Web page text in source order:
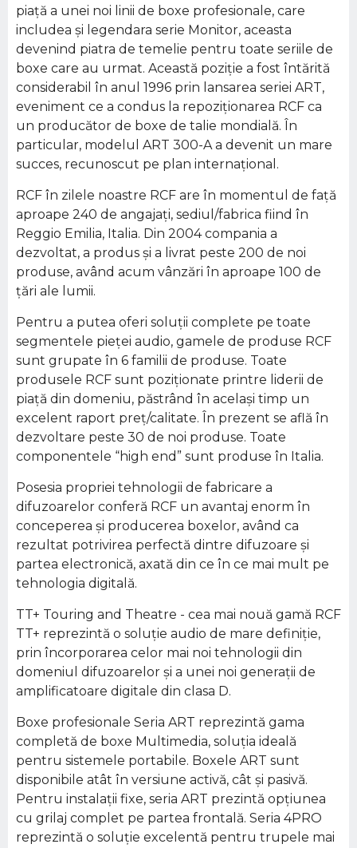
piaţă a unei noi linii de boxe profesionale, care
includea şi legendara serie Monitor, aceasta
devenind piatra de temelie pentru toate seriile de
boxe care au urmat. Această poziţie a fost întărită
considerabil în anul 1996 prin lansarea seriei ART,
eveniment ce a condus la repoziţionarea RCF ca
un producător de boxe de talie mondială. În
particular, modelul ART 300-A a devenit un mare
succes, recunoscut pe plan internaţional.
RCF în zilele noastre RCF are în momentul de faţă
aproape 240 de angajaţi, sediul/fabrica fiind în
Reggio Emilia, Italia. Din 2004 compania a
dezvoltat, a produs şi a livrat peste 200 de noi
produse, având acum vânzări în aproape 100 de
ţări ale lumii.
Pentru a putea oferi soluţii complete pe toate
segmentele pieţei audio, gamele de produse RCF
sunt grupate în 6 familii de produse. Toate
produsele RCF sunt poziţionate printre liderii de
piaţă din domeniu, păstrând în acelaşi timp un
excelent raport preţ/calitate. În prezent se află în
dezvoltare peste 30 de noi produse. Toate
componentele “high end” sunt produse în Italia.
Posesia propriei tehnologii de fabricare a
difuzoarelor conferă RCF un avantaj enorm în
conceperea şi producerea boxelor, având ca
rezultat potrivirea perfectă dintre difuzoare şi
partea electronică, axată din ce în ce mai mult pe
tehnologia digitală.
TT+ Touring and Theatre - cea mai nouă gamă RCF
TT+ reprezintă o soluţie audio de mare definiţie,
prin încorporarea celor mai noi tehnologii din
domeniul difuzoarelor şi a unei noi generaţii de
amplificatoare digitale din clasa D.
Boxe profesionale Seria ART reprezintă gama
completă de boxe Multimedia, soluţia ideală
pentru sistemele portabile. Boxele ART sunt
disponibile atât în versiune activă, cât şi pasivă.
Pentru instalaţii fixe, seria ART prezintă opţiunea
cu grilaj complet pe partea frontală. Seria 4PRO
reprezintă o soluţie excelentă pentru trupele mai